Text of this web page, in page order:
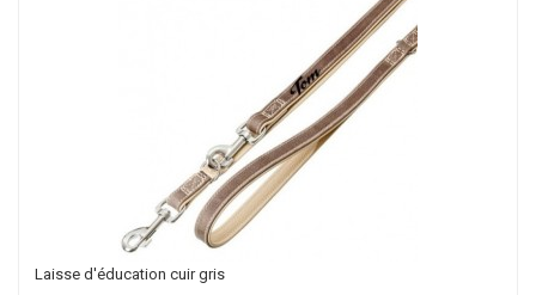
Laisse d'éducation cuir gris